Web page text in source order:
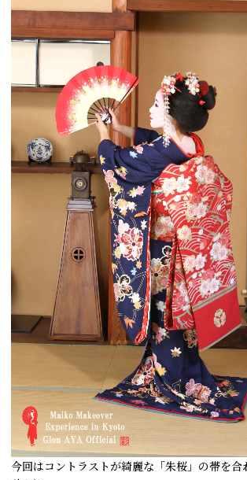
今回はコントラストが綺麗な「朱桜」の帯を合